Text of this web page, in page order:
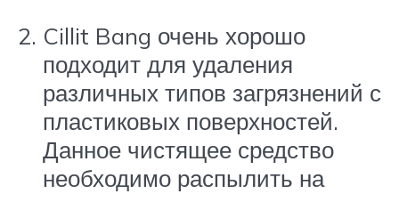
Cillit Bang очень хорошо
подходит для удаления
различных типов загрязнений с
пластиковых поверхностей.
Данное чистящее средство
необходимо распылить на